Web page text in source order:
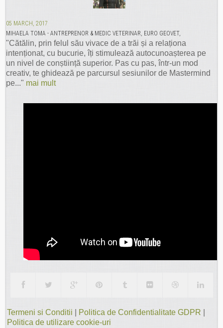
05 MARCH, 2017
MIHAELA TOMA - ANTREPRENOR & MEDIC VETERINAR, EURO GEOVET,
"Cătălin, prin felul său vivace de a trăi și a relaționa
intenționat, cu bucurie, îți stimulează autocunoașterea pe
un nivel de conștiință superior. Pas cu pas, într-un mod
creativ, te ghidează pe parcursul sesiunilor de Mastermind
pe..." mai mult
Termeni si Conditii Politica de Confidentialitate GDPR
Politica de utilizare cookie-uri